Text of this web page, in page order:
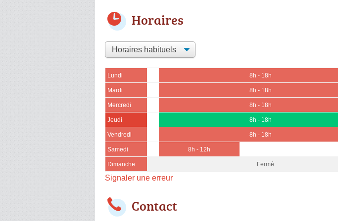
Horaires
Lundi 8h - 18h
Mardi 8h - 18h
Mercredi 8h - 18h
Jeudi 8h - 18h
Vendredi 8h - 18h
Samedi 8h - 12h
Dimanche Fermé
Signaler une erreur
Contact